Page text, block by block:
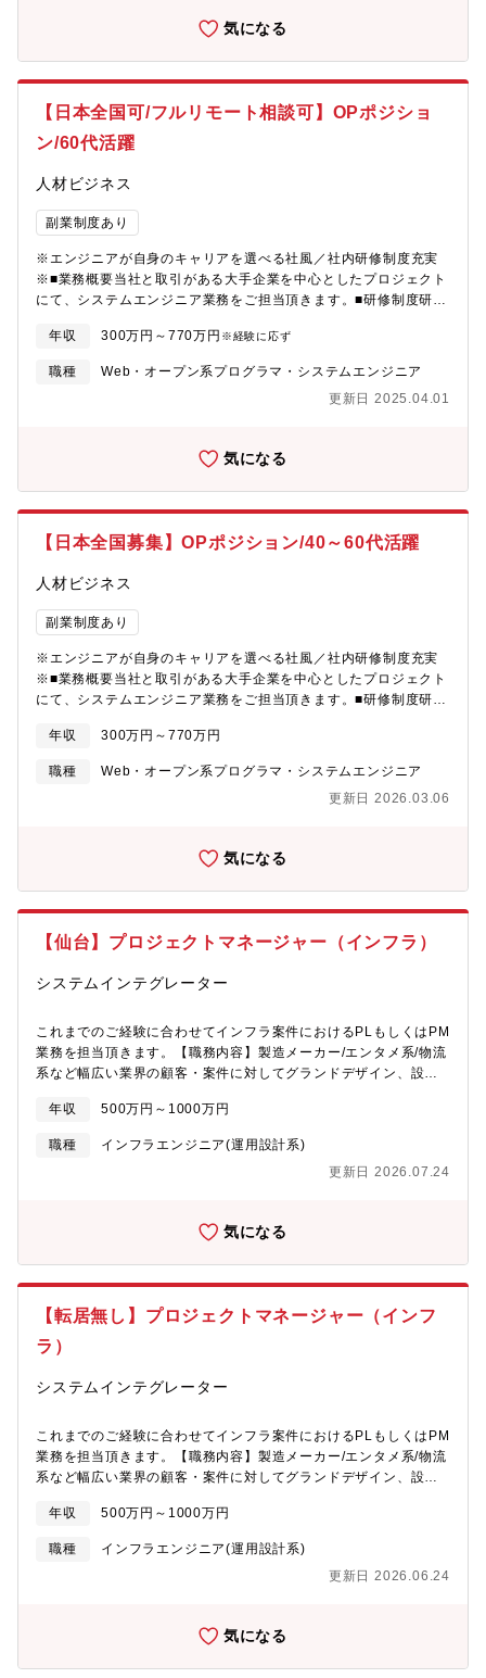
戦する社員もおり、知識・経験をベースとして様々なことにチャ
エンジニアとして30年以上(設計、評価、生産技術等)経験してい
社男性50代)更なる当社の技術力の底上げを目指し、2022年1月に
新事業を発足。教育や受託案件に対応できるよう内勤へ異動さ
体制を整えています。■工夫・改善・挑戦する社風エンジニアがや
は若く、入社して間もない社員でも会社事業に直結するような大
第一線で活躍したい方、派遣から請負、転籍…直近でも内勤に異
動し新事業をスタートするなど、自身のやりたい方向へ進むこと
ができる、許容する社風です。※実際に30代エンジニア発信で、
トした事例もございます
気になる
【日本全国可/フルリモート相談可】OPポジショ
ン/60代活躍
人材ビジネス
副業制度あり
※エンジニアが自身のキャリアを選べる社風／社内研修制度充実
※■業務概要当社と取引がある大手企業を中心としたプロジェクト
にて、システムエンジニア業務をご担当頂きます。■研修制度研修
ャリアチェンジを目指すことができます。(社員用HPに教育用の動
画や課題をカリキュラム化して、ご自身のペースで習得可能です)
エンジニアとしてのスキルアップはもちろん、製造系・物流系等
の異業種に挑戦する社員もおり、知識・経験をベースとして様々
等)経験している方が講師として、社員への技術継承をしていきま
し、2022年1月に新事業を発足。教育や受託案件に対応できるよ
育が受けられる体制を整えています。■工夫・改善・挑戦する社風
ニアの平均年齢は若く、入社して間もない社員でも会社事業に直
結するような大きなプロジェクトに携われる環境があります。エ
ンジニアとして第一線で活躍したい方、派遣から請負、転籍…直
近でも内勤に異動し新事業をスタートするなど、自身のやりたい
方向へ進むことができる、許容する社風です。※実際に30代エン
ジニア発信で、現場で使用する加工品の仕入れ販売～納入の事業
点、エンジニアとしての関係構築などを通して、顧客先・自社の
年収 300万円～770万円 ※経験に応ず
職種
Web・オープン系プログラマ・システムエンジニア
更新日 2025.04.01
気になる
【日本全国募集】OPポジション/40～60代活躍
人材ビジネス
副業制度あり
※エンジニアが自身のキャリアを選べる社風／社内研修制度充実
※■業務概要当社と取引がある大手企業を中心としたプロジェクト
にて、システムエンジニア業務をご担当頂きます。■研修制度研修
ャリアチェンジを目指すことができます。(社員用HPに教育用の動
画や課題をカリキュラム化して、ご自身のペースで習得可能です)
エンジニアとしてのスキルアップはもちろん、製造系・物流系等
の異業種に挑戦する社員もおり、知識・経験をベースとして様々
等)経験している方が講師として、社員への技術継承をしていきま
し、2022年1月に新事業を発足。教育や受託案件に対応できるよ
育が受けられる体制を整えています。■工夫・改善・挑戦する社風
ニアの平均年齢は若く、入社して間もない社員でも会社事業に直
ンジニアとして第一線で活躍したい方、派遣から請負、転籍…直
近でも内勤に異動し新事業をスタートするなど、自身のやりたい
方向へ進むことができる、許容する社風です。※実際に30代エン
を自社でスタートした事例もございます。現場での工夫改善の観
双方にとってメリットになる事業提案～導入を実施しています。
年収 300万円～770万円
職種
Web・オープン系プログラマ・システムエンジニア
更新日 2026.03.06
気になる
【仙台】プロジェクトマネージャー（インフラ）
システムインテグレーター
これまでのご経験に合わせてインフラ案件におけるPLもしくはPM
業務を担当頂きます。【職務内容】製造メーカー/エンタメ系/物流
系など幅広い業界の顧客・案件に対してグランドデザイン、設
トを担当いただきます。■顧客折衝や要件定義などの上流工程■プ
ロジェクト全体の管理■設計、構築業務※自社サービスや受託開発
など様々な案件がございます。【具体的な職務内容】■各顧客のイ
ンフラ領域における提案 - 要件定義 - 設計 - 構築業務及びプロジ
ウドなどのインフラの提案・要件定義・設計・構築プロジェクト
ります。※ご経験に応じて業務をお任せします。 ※自身のキャリ
のシステム提案・設計・構築■クラウドサービス向けサーバ運用監
視■金融系情報基盤のリプレース■医療機器系DWH基盤保守■旅行
（製造業）※下記URL参照下さい。
経験ご志向性によってアサイン致します。※時期・ご状況によっ
て携われる案件は変わります。★直近では大手企業など様々なク
ライアントにて現場の業務効率化が急務になっておりDX推進やロ
ーコード開発などこれまで無かった引き合いが増えています。
【アウトソーシングテクノロジー社/オンライン社内報】社内報ア
ワードでブロンズ賞を受賞！https://www.ostech-online-
https://solutions.ostechnology.co.jp/drupal.htmlセキュリティに
幅広くご対応頂けます。(コーポレートサイト、会員制サイト、大
年収 500万円～1000万円
職種
インフラエンジニア(運用設計系)
更新日 2026.07.24
気になる
【転居無し】プロジェクトマネージャー（インフ
ラ）
システムインテグレーター
これまでのご経験に合わせてインフラ案件におけるPLもしくはPM
業務を担当頂きます。【職務内容】製造メーカー/エンタメ系/物流
系など幅広い業界の顧客・案件に対してグランドデザイン、設
トを担当いただきます。■顧客折衝や要件定義などの上流工程■プ
ロジェクト全体の管理■設計、構築業務※自社サービスや受託開発
など様々な案件がございます。【具体的な職務内容】■各顧客のイ
ンフラ領域における提案 - 要件定義 - 設計 - 構築業務及びプロジ
ウドなどのインフラの提案・要件定義・設計・構築プロジェクト
年収 500万円～1000万円
職種
インフラエンジニア(運用設計系)
更新日 2026.06.24
気になる